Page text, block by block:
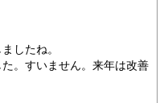
したね。
。すいません。来年は改善